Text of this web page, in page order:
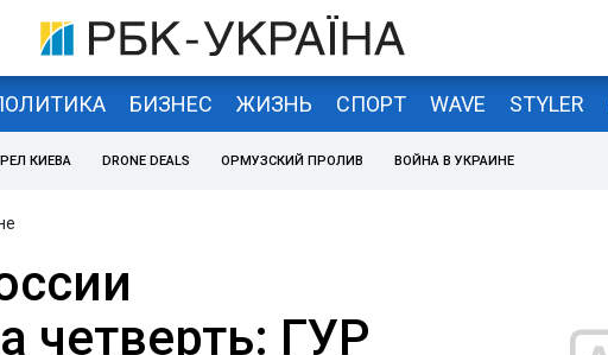
БИЗНЕС ЖИЗНЬ СПОРТ WAVE STYLER
КИЕВА DRONE DEALS ОРМУЗСКИЙ ПРОЛИВ ВОЙНА В УКРАИНЕ
четверть: ГУР